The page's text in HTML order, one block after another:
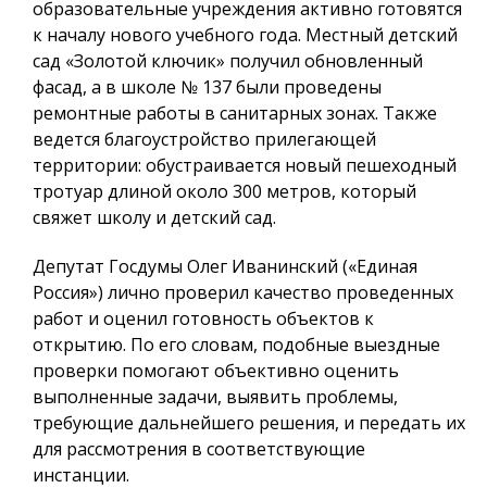
образовательные учреждения активно готовятся
к началу нового учебного года. Местный детский
сад «Золотой ключик» получил обновленный
фасад, а в школе № 137 были проведены
ремонтные работы в санитарных зонах. Также
ведется благоустройство прилегающей
территории: обустраивается новый пешеходный
тротуар длиной около 300 метров, который
свяжет школу и детский сад.
Депутат Госдумы Олег Иванинский («Единая
Россия») лично проверил качество проведенных
работ и оценил готовность объектов к
открытию. По его словам, подобные выездные
проверки помогают объективно оценить
выполненные задачи, выявить проблемы,
требующие дальнейшего решения, и передать их
для рассмотрения в соответствующие
инстанции.